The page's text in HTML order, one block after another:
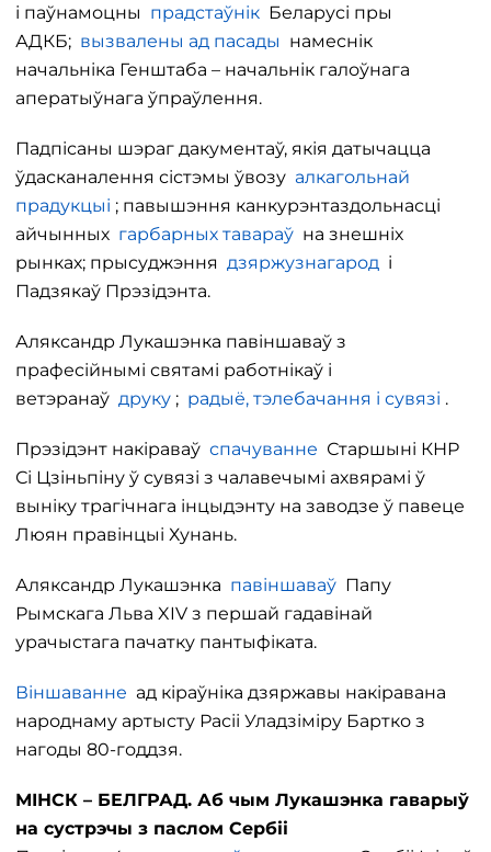
і паўнамоцны прадстаўнік Беларусі пры
АДКБ; вызвалены ад пасады намеснік
начальніка Генштаба – начальнік галоўнага
аператыўнага ўпраўлення.
Падпісаны шэраг дакументаў, якія датычацца
ўдасканалення сістэмы ўвозу алкагольнай
прадукцыі ; павышэння канкурэнтаздольнасці
айчынных гарбарных тавараў на знешніх
рынках; прысуджэння дзяржузнагарод і
Падзякаў Прэзідэнта.
Аляксандр Лукашэнка павіншаваў з
прафесійнымі святамі работнікаў і
ветэранаў друку ; радыё, тэлебачання і сувязі .
Прэзідэнт накіраваў спачуванне Старшыні КНР
Сі Цзіньпіну ў сувязі з чалавечымі ахвярамі ў
выніку трагічнага інцыдэнту на заводзе ў павеце
Люян правінцыі Хунань.
Аляксандр Лукашэнка павіншаваў Папу
Рымскага Льва XIV з першай гадавінай
урачыстага пачатку пантыфіката.
Віншаванне ад кіраўніка дзяржавы накіравана
народнаму артысту Расіі Уладзіміру Бартко з
нагоды 80-годдзя.
МІНСК – БЕЛГРАД. Аб чым Лукашэнка гаварыў
на сустрэчы з паслом Сербіі